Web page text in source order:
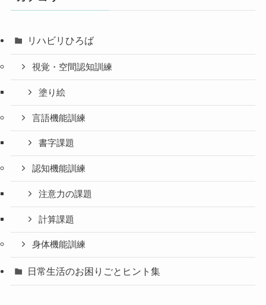
リハビリひろば
視覚・空間認知訓練
塗り絵
言語機能訓練
書字課題
認知機能訓練
注意力の課題
計算課題
身体機能訓練
日常生活のお困りごとヒント集